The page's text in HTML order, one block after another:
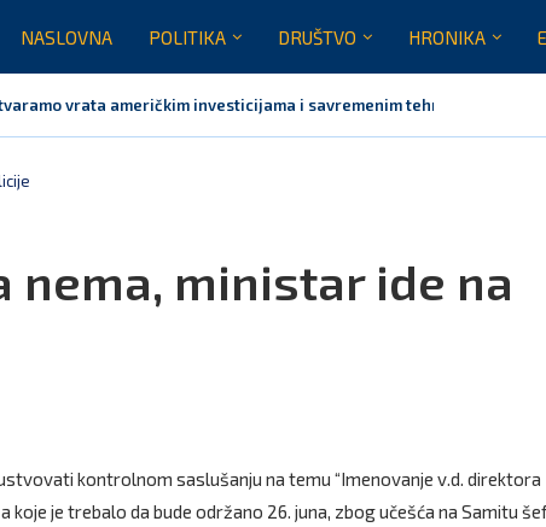
NASLOVNA POLITIKA DRUŠTVO HRONIKA
vrata američkim investicijama i savremenim tehnologijama,
Vučić podijelio crkvu u Crnoj Gori
EU: Crna Gora nije dio inicijative za centre za migrante,...
za prvu fazu stambenog projekta na Veljem brdu vrijednu...
ministar ide na
kontrolnom saslušanju na temu “Imenovanje v.d. direktora
koje je trebalo da bude održano 26. juna, zbog učešća na Samitu